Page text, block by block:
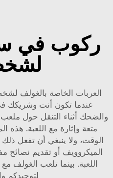
ركوب في
العربات الخاصة بالغولف
عندما تكون أنت وشريكك
والضحك أثناء التنقل حول ملعب
متعة وإثارة مع اللعبة. هذه
الوقت، ولا ينبغي أن تفعل
الميكروويف أو تقديم نصائح
اللعبة. بينما تلعب الغولف
لتوحيدكم